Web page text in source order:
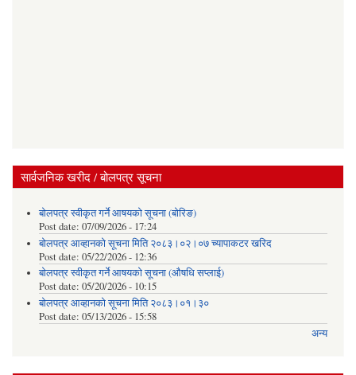
सार्वजनिक खरीद / बोलपत्र सूचना
बोलपत्र स्वीकृत गर्ने आषयको सूचना (बोरिङ)
Post date: 07/09/2026 - 17:24
बोलपत्र आव्हानको सूचना मिति २०८३।०२।०७ च्यापाकटर खरिद
Post date: 05/22/2026 - 12:36
बोलपत्र स्वीकृत गर्ने आषयको सूचना (औषधि सप्लाई)
Post date: 05/20/2026 - 10:15
बोलपत्र आव्हानको सूचना मिति २०८३।०१।३०
Post date: 05/13/2026 - 15:58
अन्य